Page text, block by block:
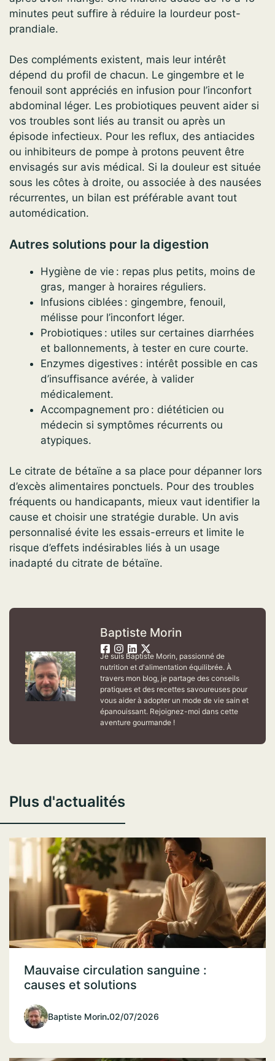
minutes peut suffire à réduire la lourdeur post-
prandiale.
Des compléments existent, mais leur intérêt
dépend du profil de chacun. Le gingembre et le
fenouil sont appréciés en infusion pour l’inconfort
abdominal léger. Les probiotiques peuvent aider si
vos troubles sont liés au transit ou après un
épisode infectieux. Pour les reflux, des antiacides
ou inhibiteurs de pompe à protons peuvent être
envisagés sur avis médical. Si la douleur est située
sous les côtes à droite, ou associée à des nausées
récurrentes, un bilan est préférable avant tout
automédication.
Autres solutions pour la digestion
Hygiène de vie : repas plus petits, moins de
gras, manger à horaires réguliers.
Infusions ciblées : gingembre, fenouil,
mélisse pour l’inconfort léger.
Probiotiques : utiles sur certaines diarrhées
et ballonnements, à tester en cure courte.
Enzymes digestives : intérêt possible en cas
d’insuffisance avérée, à valider
médicalement.
Accompagnement pro : diététicien ou
médecin si symptômes récurrents ou
atypiques.
Le citrate de bétaïne a sa place pour dépanner lors
d’excès alimentaires ponctuels. Pour des troubles
fréquents ou handicapants, mieux vaut identifier la
cause et choisir une stratégie durable. Un avis
personnalisé évite les essais-erreurs et limite le
risque d’effets indésirables liés à un usage
inadapté du citrate de bétaïne.
Baptiste Morin
Je suis Baptiste Morin, passionné de
nutrition et d'alimentation équilibrée. À
travers mon blog, je partage des conseils
pratiques et des recettes savoureuses pour
vous aider à adopter un mode de vie sain et
épanouissant. Rejoignez-moi dans cette
aventure gourmande !
Plus d'actualités
Mauvaise circulation sanguine :
causes et solutions
Baptiste Morin.02/07/2026